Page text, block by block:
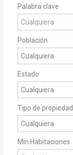
Palabra clave
Población
Estado
Tipo de propiedad
Min Habitaciones